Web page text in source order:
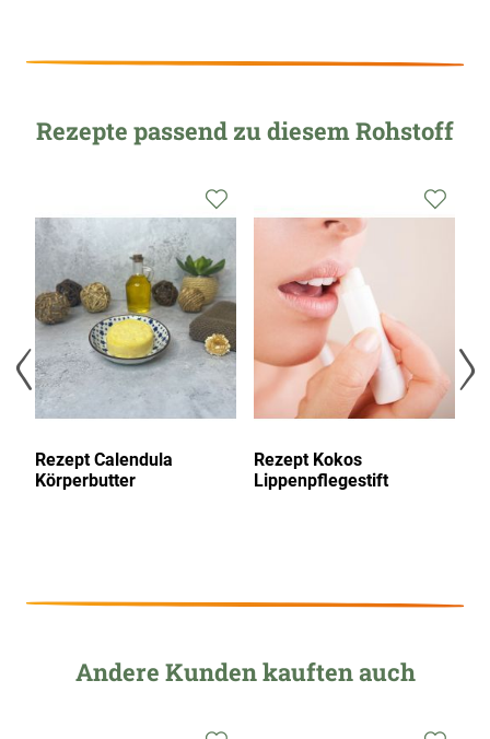
Rezepte passend zu diesem Rohstoff
Wunschliste
hinzufügen
Rezept Calendula
Körperbutter
Wunschliste
hinzufügen
Rezept Kokos
Lippenpflegestift
Andere Kunden kauften auch